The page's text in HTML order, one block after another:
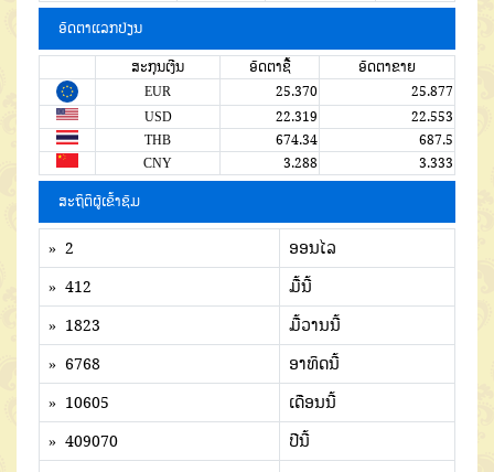
ອັດຕາແລກປ່ຽນ
ສະກຸນເງີນ ອັດຕາຊື້
ອັດຕາຂາຍ
EUR
25.370
25.877
USD
22.319
22.553
THB
674.34
687.5
CNY
3.288 3.333
ສະຖິຕິຜູ້ເຂົ້າຊົມ
» 2
ອອນໄລ
» 412
ມື້ນີ້
» 1823
ມື້ວານນີ້
» 6768
ອາທິດນີ້
» 10605
ເດືອນນີ້
» 409070
ປີນີ້